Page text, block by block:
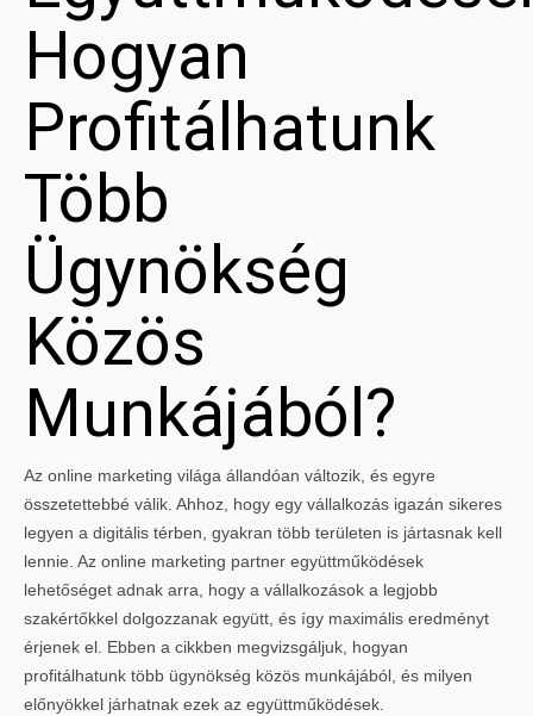
Hogyan
Profitálhatunk
Több
Ügynökség
Közös
Munkájából?
Az online marketing világa állandóan változik, és egyre
összetettebbé válik. Ahhoz, hogy egy vállalkozás igazán sikeres
legyen a digitális térben, gyakran több területen is jártasnak kell
lennie. Az online marketing partner együttműködések
lehetőséget adnak arra, hogy a vállalkozások a legjobb
szakértőkkel dolgozzanak együtt, és így maximális eredményt
érjenek el. Ebben a cikkben megvizsgáljuk, hogyan
profitálhatunk több ügynökség közös munkájából, és milyen
előnyökkel járhatnak ezek az együttműködések.